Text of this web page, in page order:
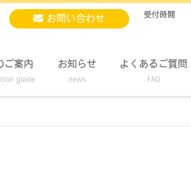
ご案内
guide
お知らせ
news
よくあるご質問
FAQ
お問い合わせ 受付時間